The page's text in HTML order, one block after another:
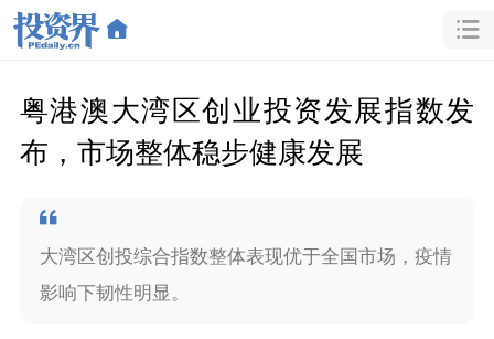
粤港澳大湾区创业投资发展指数发
布，市场整体稳步健康发展
大湾区创投综合指数整体表现优于全国市场，疫情
影响下韧性明显。